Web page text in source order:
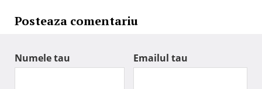
Posteaza comentariu
Numele tau Emailul tau